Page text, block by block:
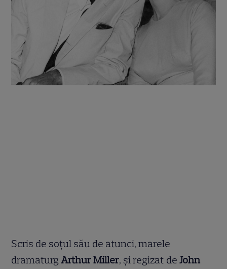
Scris de soțul său de atunci, marele
dramaturgArthur Miller, și regizat deJohn